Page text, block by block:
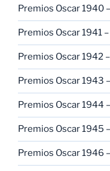
Premios Oscar 1940
Premios Oscar 1941
Premios Oscar 1942
Premios Oscar 1943
Premios Oscar 1944
Premios Oscar 1945
Premios Oscar 1946